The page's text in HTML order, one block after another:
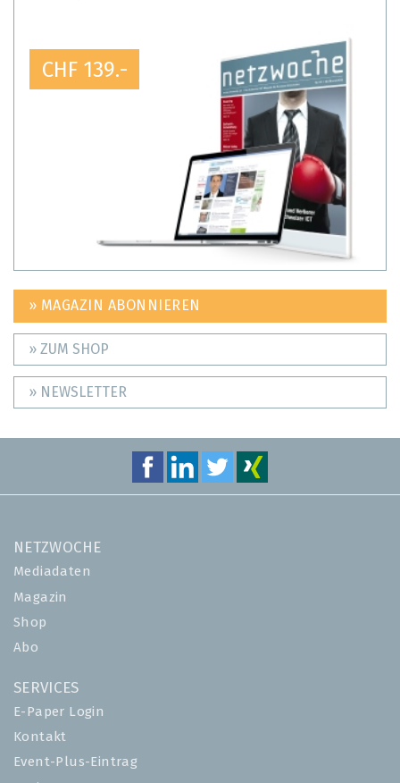
CHF 139.-
» MAGAZIN ABONNIEREN
» ZUM SHOP
» NEWSLETTER
NETZWOCHE
Mediadaten
Magazin
Shop
Abo
SERVICES
E-Paper Login
Kontakt
Event-Plus-Eintrag